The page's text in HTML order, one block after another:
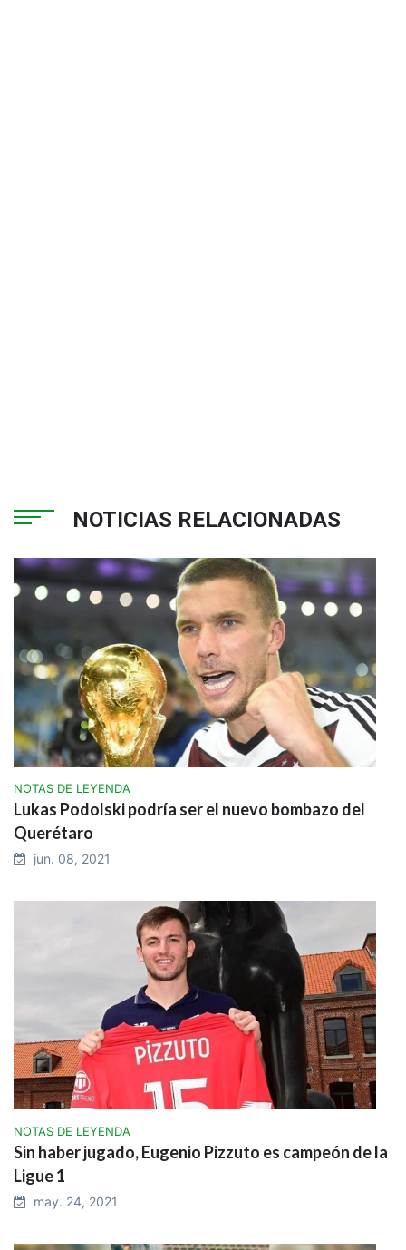
NOTICIAS RELACIONADAS
NOTAS DE LEYENDA
Lukas Podolski podría ser el nuevo bombazo del
Querétaro
jun. 08, 2021
NOTAS DE LEYENDA
Sin haber jugado, Eugenio Pizzuto es campeón de la
Ligue 1
may. 24, 2021